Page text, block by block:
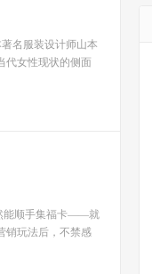
名服装设计师山本
代女性现状的侧面
能顺手集福卡——就
销玩法后，不禁感